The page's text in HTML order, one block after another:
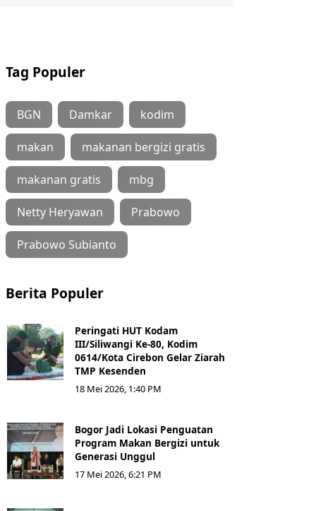
Tag Populer
BGN Damkar kodim
makan makanan bergizi gratis
makanan gratis mbg
Netty Heryawan Prabowo
Prabowo Subianto
Berita Populer
Peringati HUT Kodam
III/Siliwangi Ke-80, Kodim
0614/Kota Cirebon Gelar Ziarah
TMP Kesenden
18 Mei 2026, 1:40 PM
Bogor Jadi Lokasi Penguatan
Program Makan Bergizi untuk
Generasi Unggul
17 Mei 2026, 6:21 PM